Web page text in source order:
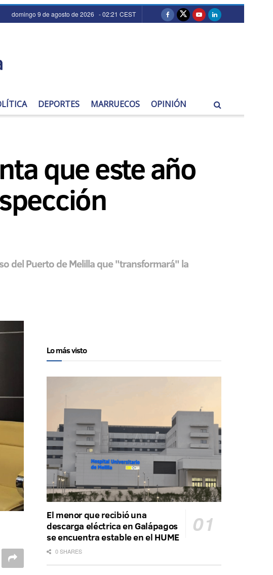
domingo 9 de agosto de 2026 - 02:21 CEST
DEPORTES MARRUECOS OPINIÓN
que este año
del Puerto de Melilla que "transformará" la
Lo más visto
El menor que recibió una
descarga eléctrica en Galápagos
se encuentra estable en el HUME
0 SHARES